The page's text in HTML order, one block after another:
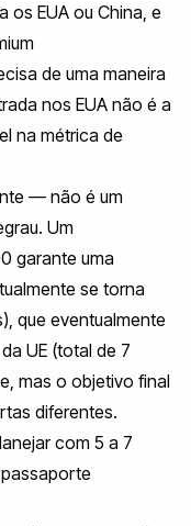
os EUA ou China, e
de uma maneira
nos EUA não é a
na métrica de
— não é um
Um
garante uma
se torna
que eventualmente
UE (total de 7
mas o objetivo final
diferentes.
com 5 a 7